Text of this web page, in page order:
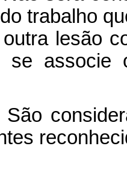
trabalho
lesão
se associe
São